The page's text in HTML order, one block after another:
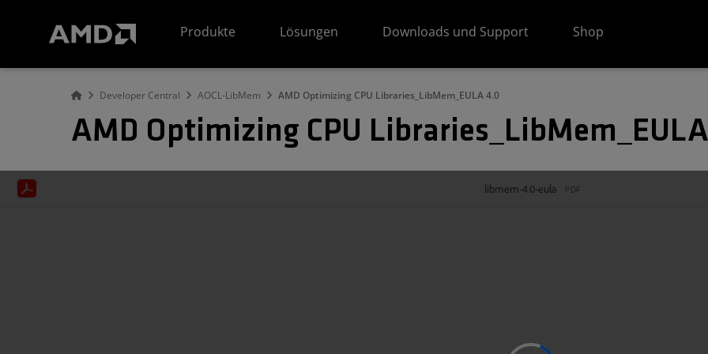
Produkte
Lösungen Downloads und Support Shop
Developer Central AOCL-LibMem AMD Optimizing CPU Libraries_LibMem_EULA 4.0
AMD Optimizing CPU